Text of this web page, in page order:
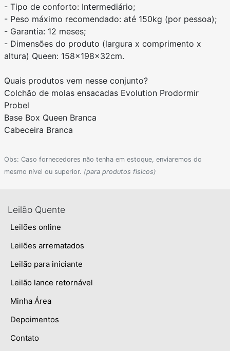
- Tipo de conforto: Intermediário;
- Peso máximo recomendado: até 150kg (por pessoa);
- Garantia: 12 meses;
- Dimensões do produto (largura x comprimento x
altura) Queen: 158x198x32cm.
Quais produtos vem nesse conjunto?
Colchão de molas ensacadas Evolution Prodormir
Probel
Base Box Queen Branca
Cabeceira Branca
Obs: Caso fornecedores não tenha em estoque, enviaremos do
mesmo nível ou superior. (para produtos fisicos)
Leilão Quente
Leilões online
Leilões arrematados
Leilão para iniciante
Leilão lance retornável
Minha Área
Depoimentos
Contato